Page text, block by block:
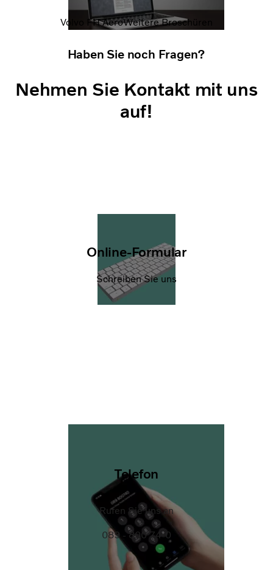
Volvo FH AeroWeitere Broschüren
Haben Sie noch Fragen?
Nehmen Sie Kontakt mit uns
auf!
Online-Formular
Schreiben Sie uns
Telefon
Rufen Sie uns an
089 - 800 74-0